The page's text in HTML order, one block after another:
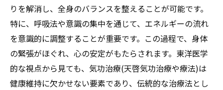
りを解消し、全身のバランスを整えることが可能です。
特に、呼吸法や意識の集中を通じて、エネルギーの流れ
を意識的に調整することが重要です。この過程で、身体
の緊張がほぐれ、心の安定がもたらされます。東洋医学
的な視点から見ても、気功治療(天啓気功治療や療法)は
健康維持に欠かせない要素であり、伝統的な治療法とし